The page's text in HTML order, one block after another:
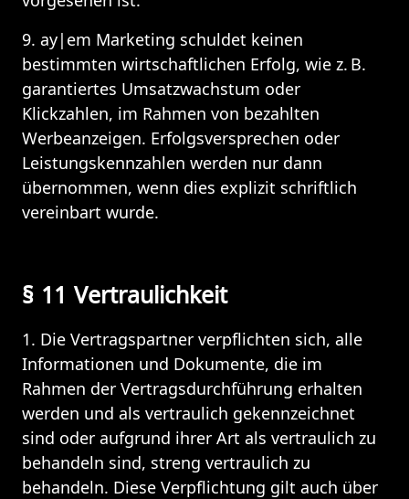
9. ay|em Marketing schuldet keinen
bestimmten wirtschaftlichen Erfolg, wie z. B.
garantiertes Umsatzwachstum oder
Klickzahlen, im Rahmen von bezahlten
Werbeanzeigen. Erfolgsversprechen oder
Leistungskennzahlen werden nur dann
übernommen, wenn dies explizit schriftlich
vereinbart wurde.
§ 11 Vertraulichkeit
1. Die Vertragspartner verpflichten sich, alle
Informationen und Dokumente, die im
Rahmen der Vertragsdurchführung erhalten
werden und als vertraulich gekennzeichnet
sind oder aufgrund ihrer Art als vertraulich zu
behandeln sind, streng vertraulich zu
behandeln. Diese Verpflichtung gilt auch über